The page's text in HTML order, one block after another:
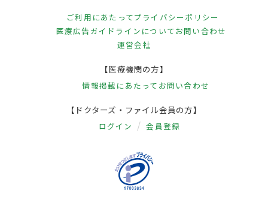
ご利用にあたってプライバシーポリシー
医療広告ガイドラインについてお問い合わせ
運営会社
【医療機関の方】
情報掲載にあたって お問い合わせ
【ドクターズ・ファイル会員の方】
ログイン 会員登録